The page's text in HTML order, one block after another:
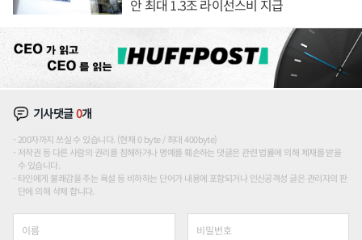
안 최대 1.3조 라이선스비 지급
기사댓글0개
200자까지 쓰실 수 있습니다. (현재 0 byte / 최대 400byte)
저작권 등 다른 사람의 권리를 침해하거나 명예를 훼손하는 댓글은 관련 법률에 의해 제재를 받을
수 있습니다.
타인에게 불쾌감을 주는 욕설 등 비하하는 단어가 내용에 포함되거나 인신공격성 글은 관리자의 판
단에 의해 삭제 합니다.